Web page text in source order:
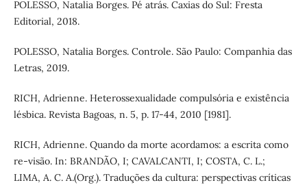
POLESSO, Natalia Borges. Pé atrás. Caxias do Sul: Fresta
Editorial, 2018.
POLESSO, Natalia Borges. Controle. São Paulo: Companhia das
Letras, 2019.
RICH, Adrienne. Heterossexualidade compulsória e existência
lésbica. Revista Bagoas, n. 5, p. 17-44, 2010 [1981].
RICH, Adrienne. Quando da morte acordamos: a escrita como
re-visão. In: BRANDÃO, I; CAVALCANTI, I; COSTA, C. L.;
LIMA, A. C. A.(Org.). Traduções da cultura: perspectivas críticas